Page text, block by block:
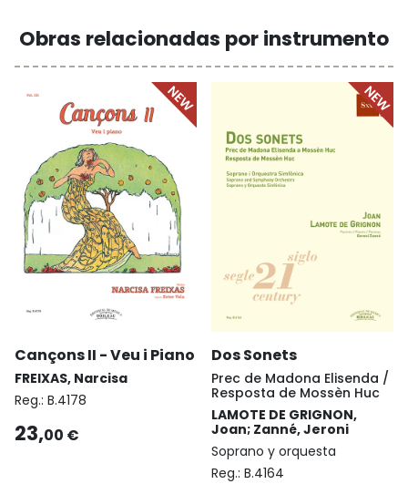
Obras relacionadas por instrumento
Cançons II - Veu i Piano
FREIXAS, Narcisa
Reg.: B.4178
23,00 €
Dos Sonets
Prec de Madona Elisenda /
Resposta de Mossèn Huc
LAMOTE DE GRIGNON,
Joan; Zanné, Jeroni
Soprano y orquesta
Reg.: B.4164